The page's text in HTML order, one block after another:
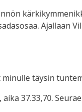
Ajallaan
täysin
37.33,70.